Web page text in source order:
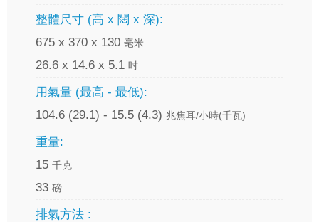
整體尺寸 (高 x 闊 x 深):
675 x 370 x 130 毫米
26.6 x 14.6 x 5.1 吋
用氣量 (最高 - 最低):
104.6 (29.1) - 15.5 (4.3) 兆焦耳/小時(千瓦)
重量:
15 千克
33 磅
排氣方法 :